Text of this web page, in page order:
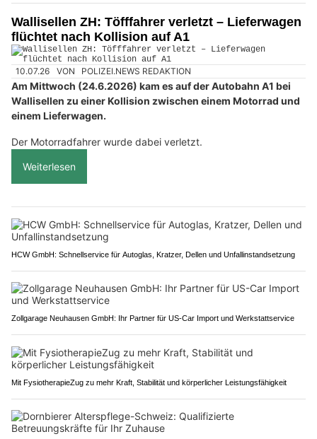
Wallisellen ZH: Töfffahrer verletzt – Lieferwagen
flüchtet nach Kollision auf A1
10.07.26 VON POLIZEI.NEWS REDAKTION
Am Mittwoch (24.6.2026) kam es auf der Autobahn A1 bei
Wallisellen zu einer Kollision zwischen einem Motorrad und
einem Lieferwagen.
Der Motorradfahrer wurde dabei verletzt.
Weiterlesen
HCW GmbH: Schnellservice für Autoglas, Kratzer, Dellen und Unfallinstandsetzung
Zollgarage Neuhausen GmbH: Ihr Partner für US-Car Import und Werkstattservice
Mit FysiotherapieZug zu mehr Kraft, Stabilität und körperlicher Leistungsfähigkeit